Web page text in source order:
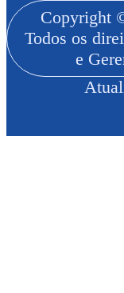
Copyright
Todos os
e